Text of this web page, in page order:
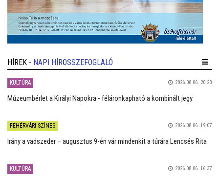
HÍREK - NAPI HÍRÖSSZEFOGLALÓ
KULTÚRA 2026.08.06. 20:23
Múzeumbérlet a Királyi Napokra - féláronkapható a kombinált jegy
FEHÉRVÁRI SZÍNES 2026.08.06. 19:07
Irány a vadszeder – augusztus 9-én vár mindenkit a túrára Lencsés Rita
KULTÚRA 2026.08.06. 16:37